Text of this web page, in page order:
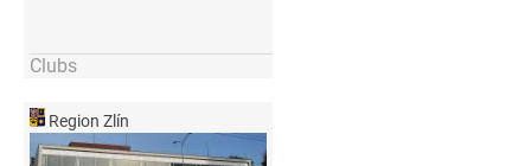
Clubs
Region Zlín